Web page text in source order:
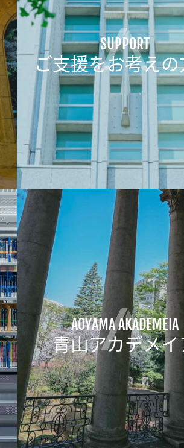
SUPPORT
ご支援をお考え
AOYAMA AKADEMEIA
青山アカデメ